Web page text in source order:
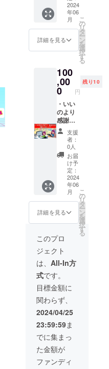
で掲載
※備考欄
にご希
望のク
レジッ
（事務
所で不
適切な
表記と
判断し
た場合
は掲載
不可）
・限定
ツアー
サイン
入りT
シャツ
提供
終了後
にクレ
ジット
(名前or
ニック
間：プ
ロジェ
クトが
存続す
る限り
掲載 掲
載方
法：エ
ンドク
レジッ
トに文
字のみ
で掲載
※備考欄
にご希
望のク
レジッ
ト名を
（事務
所で不
適切な
表記と
判断し
た場合
は掲載
不可）
・限定
ツアー
サイン
入りT
シャツ
提供 ・
Music
Video撮
に写真
を添え
てお送
りしま
す ・い
いのか
ら感謝
た手書
きメッ
セージ
を書い
たポス
トカー
ドを提
供 ・公
開され
MusicVi
deo本編
終了後
にクレ
ジット
(名前or
ニック
ネーム)
を記載
掲載期
間：プ
ロジェ
クトが
存続す
る限り
掲載 掲
載方
法：エ
ンドク
レジッ
トに文
字のみ
で掲載
※備考欄
にご希
望のク
レジッ
2024
年06
月
詳細を見る
こ
の
リ
タ
ー
ン
を
選
択
す
る
100
,00
0 円
残り10
・いい
のより
感謝の
気持ち
を綴っ
たメー
ルをあ
なたの
為だけ
に写真
を添え
てお送
りしま
す ・い
いのか
ら感謝
を込め
た手書
きメッ
セージ
を書い
たポス
トカー
ドを提
供 ・公
開され
る
MusicVi
deo本編
終了後
にクレ
ジット
(名前or
支援
者：
0人
お届
け予
定：
2024
年06
月
詳細を見る
こ
の
リ
タ
ー
ン
を
選
択
す
る
このプロ
ジェクト
は、 All-In方
式です。
目標金額に
関わらず、
2024/04/25
23:59:59ま
でに集まっ
た金額が
ファンディ